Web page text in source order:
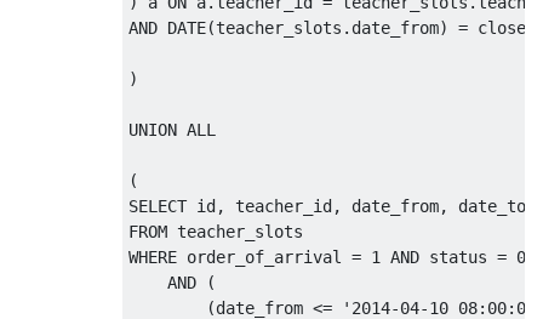
AND DATE(teacher_slots . date_from) =
)
UNION ALL
(
SELECT id , teacher_id , date_from, date_to
FROM
WHERE order_of_arrival = 1 AND status = 0
AND
(
(date_from <=
'2014-04-10